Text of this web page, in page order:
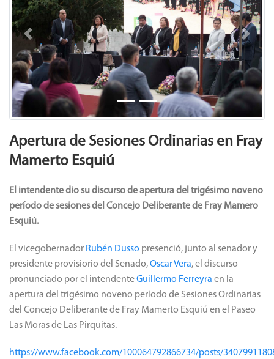
Previous Next
Apertura de Sesiones Ordinarias en Fray
Mamerto Esquiú
El intendente dio su discurso de apertura del trigésimo noveno
período de sesiones del Concejo Deliberante de Fray Mamero
Esquiú.
El vicegobernador Rubén Dusso presenció, junto al senador y
presidente provisiorio del Senado,Oscar Vera, el discurso
pronunciado por el intendenteGuillermo Ferreyra en la
apertura del trigésimo noveno período de Sesiones Ordinarias
del Concejo Deliberante de Fray Mamerto Esquiú en el Paseo
Las Moras de Las Pirquitas.
https://www.facebook.com/100064792866734/posts/